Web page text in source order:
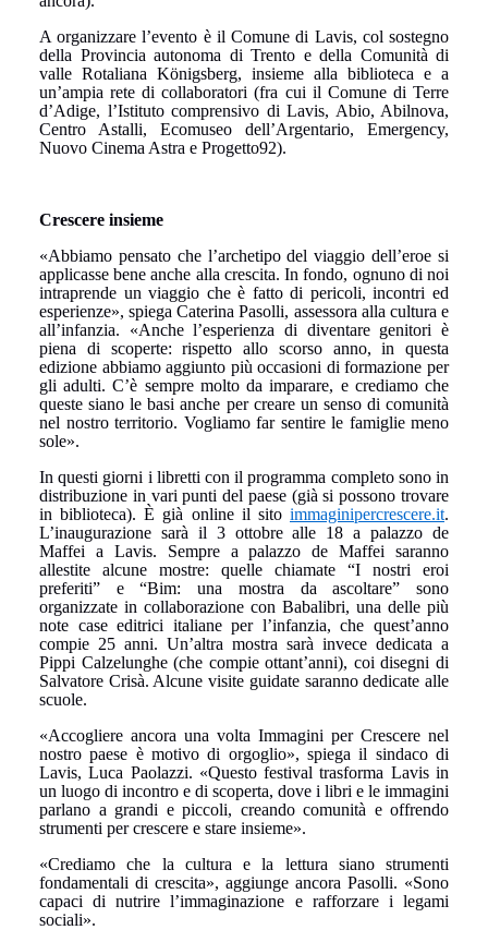
A organizzare l’evento è il Comune di Lavis, col sostegno
della Provincia autonoma di Trento e della Comunità di
valle Rotaliana Königsberg, insieme alla biblioteca e a
un’ampia rete di collaboratori (fra cui il Comune di Terre
d’Adige, l’Istituto comprensivo di Lavis, Abio, Abilnova,
Centro Astalli, Ecomuseo dell’Argentario, Emergency,
Nuovo Cinema Astra e Progetto92).
Crescere insieme
«Abbiamo pensato che l’archetipo del viaggio dell’eroe si
applicasse bene anche alla crescita. In fondo, ognuno di noi
intraprende un viaggio che è fatto di pericoli, incontri ed
esperienze», spiega Caterina Pasolli, assessora alla cultura e
all’infanzia. «Anche l’esperienza di diventare genitori è
piena di scoperte: rispetto allo scorso anno, in questa
edizione abbiamo aggiunto più occasioni di formazione per
gli adulti. C’è sempre molto da imparare, e crediamo che
queste siano le basi anche per creare un senso di comunità
nel nostro territorio. Vogliamo far sentire le famiglie meno
sole».
In questi giorni i libretti con il programma completo sono in
distribuzione in vari punti del paese (già si possono trovare
in biblioteca). È già online il sito immaginipercrescere.it.
L’inaugurazione sarà il 3 ottobre alle 18 a palazzo de
Maffei a Lavis. Sempre a palazzo de Maffei saranno
allestite alcune mostre: quelle chiamate “I nostri eroi
preferiti” e “Bim: una mostra da ascoltare” sono
organizzate in collaborazione con Babalibri, una delle più
note case editrici italiane per l’infanzia, che quest’anno
compie 25 anni. Un’altra mostra sarà invece dedicata a
Pippi Calzelunghe (che compie ottant’anni), coi disegni di
Salvatore Crisà. Alcune visite guidate saranno dedicate alle
scuole.
«Accogliere ancora una volta Immagini per Crescere nel
nostro paese è motivo di orgoglio», spiega il sindaco di
Lavis, Luca Paolazzi. «Questo festival trasforma Lavis in
un luogo di incontro e di scoperta, dove i libri e le immagini
parlano a grandi e piccoli, creando comunità e offrendo
strumenti per crescere e stare insieme».
«Crediamo che la cultura e la lettura siano strumenti
fondamentali di crescita», aggiunge ancora Pasolli. «Sono
capaci di nutrire l’immaginazione e rafforzare i legami
sociali».